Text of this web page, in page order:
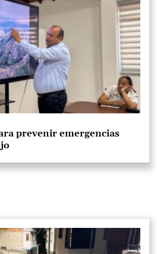
prevenir emergencias